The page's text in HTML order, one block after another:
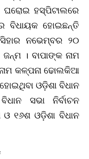
ଘରୋଇ ହସ୍ପିଟାଲରେ
ବିଧାୟକ ହୋଇଛନ୍ତି
ନଭେମ୍ବର ୨୦
। ବାପାଙ୍କ ନାମ
କଳ୍ପନା ଢୋଲକିଆ
ଓଡ଼ିଶା ବିଧାନ
ସଭା ନିର୍ବାଚନ
୧୬ଶ ଓଡ଼ିଶା ବିଧାନ